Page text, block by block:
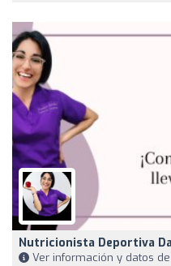
Nutricionista Deportiva
Ver información y datos